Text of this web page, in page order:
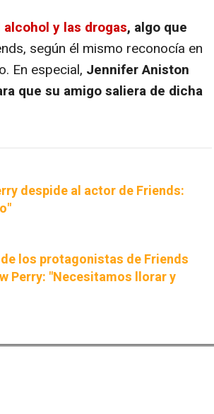
y las drogas, algo que
según él mismo reconocía en
En especial, Jennifer Aniston
que su amigo saliera de dicha
despide al actor de Friends:
los protagonistas de Friends
Perry: "Necesitamos llorar y